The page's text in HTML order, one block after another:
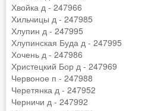
Хвойка д - 247966
Хильчицы д - 247985
Хлупин д - 247995
Хлупинская Буда д - 247995
Хочень д - 247986
Христецкий Бор д - 247969
Червоное п - 247988
Черетянка д - 247952
Черничи д - 247992